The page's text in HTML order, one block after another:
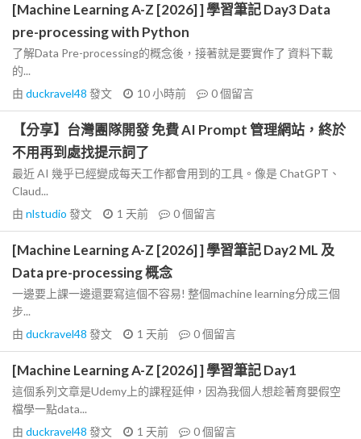
[Machine Learning A-Z [2026] ] 學習筆記 Day3 Data
pre-processing with Python
了解Data Pre-processing的概念後，接著就是要實作了 資料下載
的...
由 duckravel48 發文 10 小時前 0個留言
【分享】台灣團隊開發 免費 AI Prompt 管理網站，終於
不用再到處找提示詞了
最近 AI 幾乎已經變成每天工作都會用到的工具。像是 ChatGPT、
Claud...
由 nlstudio 發文 1 天前 0個留言
[Machine Learning A-Z [2026] ] 學習筆記 Day2 ML 及
Data pre-processing 概念
一邊要上課一邊還要寫這個不容易! 整個machine learning分成三個
步...
由 duckravel48 發文 1 天前 0個留言
[Machine Learning A-Z [2026] ] 學習筆記 Day1
這個系列文章是Udemy上的課程延伸，因為我個人想趁著育嬰假空
檔學一點data...
由 duckravel48 發文 1 天前 0個留言